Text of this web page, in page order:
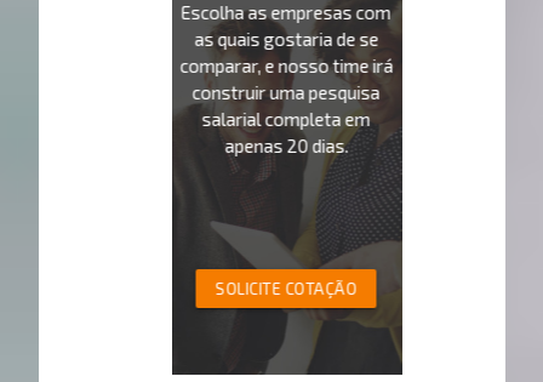
Escolha as empresas com
as quais gostaria de se
comparar, e nosso time irá
construir uma pesquisa
salarial completa em
apenas 20 dias.
SOLICITE COTAÇÃO